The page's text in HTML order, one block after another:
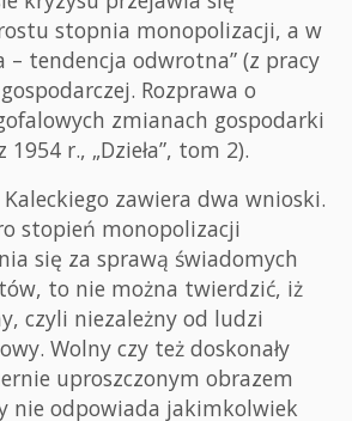
stopnia monopolizacji, a w
– tendencja odwrotna” (z pracy
Rozprawa o
zmianach gospodarki
r., „Dzieła”, tom 2).
zawiera dwa wnioski.
stopień monopolizacji
się za sprawą świadomych
to nie można twierdzić, iż
czyli niezależny od ludzi
Wolny czy też doskonały
uproszczonym obrazem
nie odpowiada jakimkolwiek